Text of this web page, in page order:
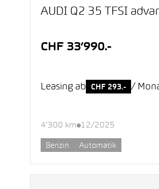
AUDI Q2 35 TFSI
CHF 33’990.-
Leasing ab CHF 293.- /
4’300 km 12/2025
Benzin Automatik